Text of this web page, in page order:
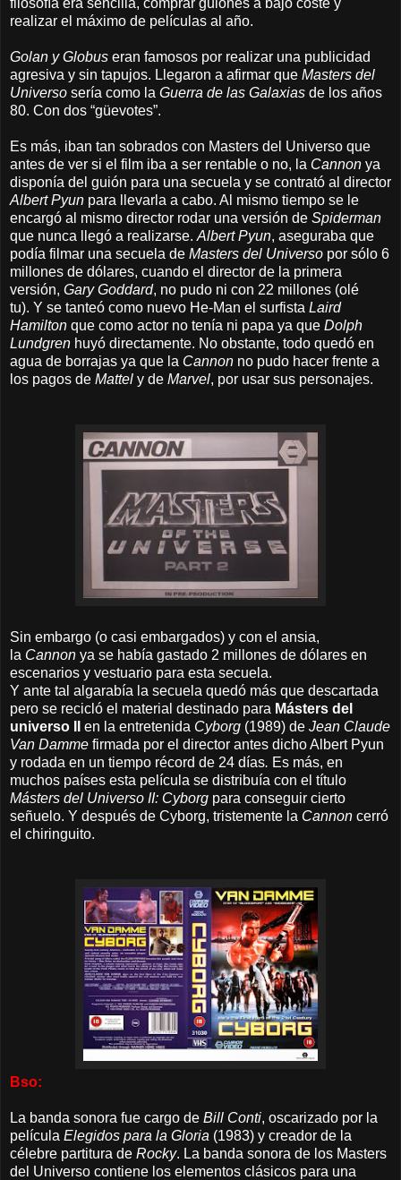
filosofía era sencilla, comprar guiones a bajo coste y
realizar el máximo de películas al año.
Golan y Globus eran famosos por realizar una publicidad
agresiva y sin tapujos. Llegaron a afirmar que Masters del
Universo sería como la Guerra de las Galaxias de los años
80. Con dos “güevotes”.
Es más, iban tan sobrados con Masters del Universo que
antes de ver si el film iba a ser rentable o no, la Cannon ya
disponía del guión para una secuela y se contrató al director
Albert Pyun para llevarla a cabo. Al mismo tiempo se le
encargó al mismo director rodar una versión de Spiderman
que nunca llegó a realizarse. Albert Pyun, aseguraba que
podía filmar una secuela de Masters del Universo por sólo 6
millones de dólares, cuando el director de la primera
versión, Gary Goddard, no pudo ni con 22 millones (olé
tu). Y se tanteó como nuevo He-Man el surfista Laird
Hamilton que como actor no tenía ni papa ya que Dolph
Lundgren huyó directamente. No obstante, todo quedó en
agua de borrajas ya que la Cannon no pudo hacer frente a
los pagos de Mattel y de Marvel, por usar sus personajes.
Sin embargo (o casi embargados) y con el ansia,
la Cannon ya se había gastado 2 millones de dólares en
escenarios y vestuario para esta secuela.
Y ante tal algarabía la secuela quedó más que descartada
pero se recicló el material destinado para Másters del
universo II
en la entretenida Cyborg (1989) de Jean Claude
Van Damme firmada por el director antes dicho Albert Pyun
y rodada en un tiempo récord de 24 días. Es más, en
muchos países esta película se distribuía con el título
Másters del Universo II: Cyborg para conseguir cierto
señuelo. Y después de Cyborg, tristemente la Cannon cerró
el chiringuito.
Bso:
La banda sonora fue cargo de Bill Conti, oscarizado por la
película Elegidos para la Gloria (1983) y creador de la
célebre partitura de Rocky. La banda sonora de los Masters
del Universo contiene los elementos clásicos para una